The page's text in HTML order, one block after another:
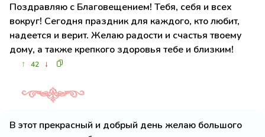
Поздравляю с Благовещением! Тебя, себя и всех
вокруг! Сегодня праздник для каждого, кто любит,
надеется и верит. Желаю радости и счастья твоему
дому, а также крепкого здоровья тебе и близким!
↑ 42 ↓
В этот прекрасный и добрый день желаю большого